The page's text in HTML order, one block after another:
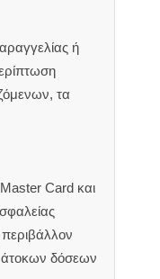
ή
τα
Card και
άτοκων δόσεων